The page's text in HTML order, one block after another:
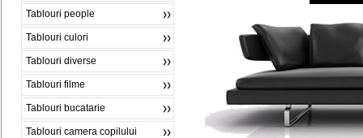
Tablouri people
Tablouri culori
Tablouri diverse
Tablouri filme
Tablouri bucatarie
Tablouri camera copilului